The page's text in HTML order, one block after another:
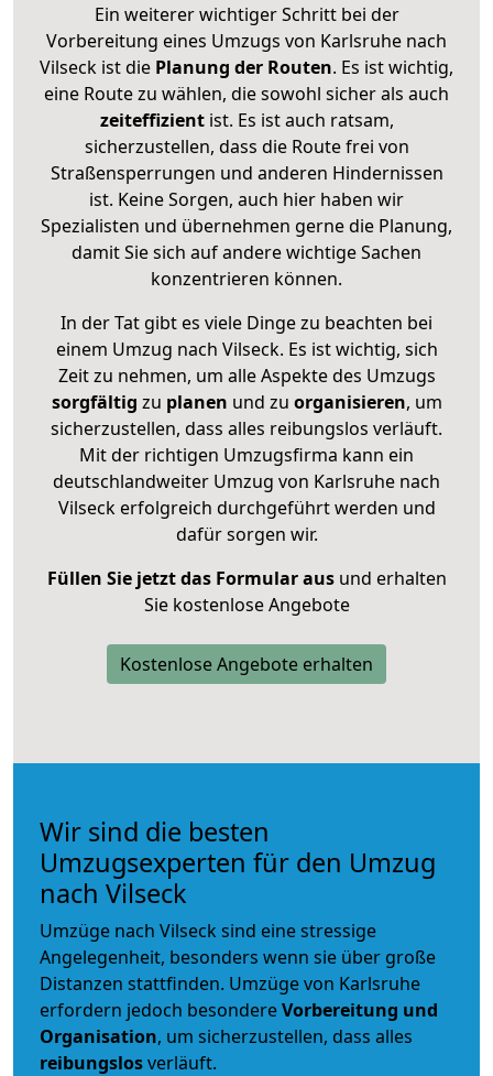
Ein weiterer wichtiger Schritt bei der
Vorbereitung eines Umzugs von Karlsruhe nach
Vilseck ist die Planung der Routen. Es ist wichtig,
eine Route zu wählen, die sowohl sicher als auch
zeiteffizientist. Es ist auch ratsam,
sicherzustellen, dass die Route frei von
Straßensperrungen und anderen Hindernissen
ist. Keine Sorgen, auch hier haben wir
Spezialisten und übernehmen gerne die Planung,
damit Sie sich auf andere wichtige Sachen
konzentrieren können.
In der Tat gibt es viele Dinge zu beachten bei
einem Umzug nach Vilseck. Es ist wichtig, sich
Zeit zu nehmen, um alle Aspekte des Umzugs
sorgfältig zu planen und zu organisieren, um
sicherzustellen, dass alles reibungslos verläuft.
Mit der richtigen Umzugsfirma kann ein
deutschlandweiter Umzug von Karlsruhe nach
Vilseck erfolgreich durchgeführt werden und
dafür sorgen wir.
Füllen Sie jetzt das Formular ausund erhalten
Sie kostenlose Angebote
Kostenlose Angebote erhalten
Wir sind die besten
Umzugsexperten für den Umzug
nach Vilseck
Umzüge nach Vilseck sind eine stressige
Angelegenheit, besonders wenn sie über große
Distanzen stattfinden. Umzüge von Karlsruhe
erfordern jedoch besondereVorbereitung und
Organisation, um sicherzustellen, dass alles
reibungslosverläuft.